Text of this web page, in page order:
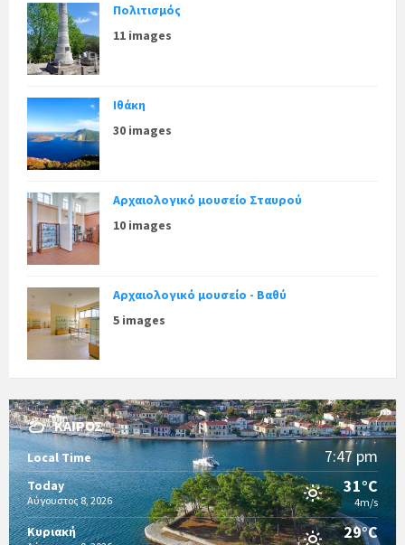
Πολιτισμός
11 images
Ιθάκη
30 images
Αρχαιολογικό μουσείο Σταυρού
10 images
Αρχαιολογικό μουσείο - Βαθύ
5 images
ΚΑΙΡΌΣ
Local Time 7:47 pm
Today
Αύγουστος 8, 2026
31°C
4m/s
Κυριακή 29°C